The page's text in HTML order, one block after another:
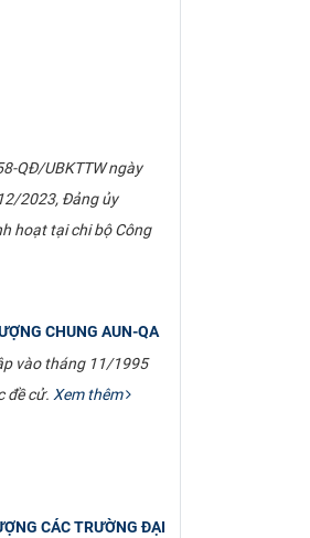
QĐ/UBKTTW ngày
2023, Đảng ủy
hoạt tại chi bộ Công
CHUNG AUN-QA
vào tháng 11/1995
đề cử. Xem thêm
CÁC TRƯỜNG ĐẠI